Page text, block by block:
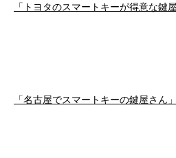
「トヨタのスマートキーが得意な鍵
「名古屋でスマートキーの鍵屋さん